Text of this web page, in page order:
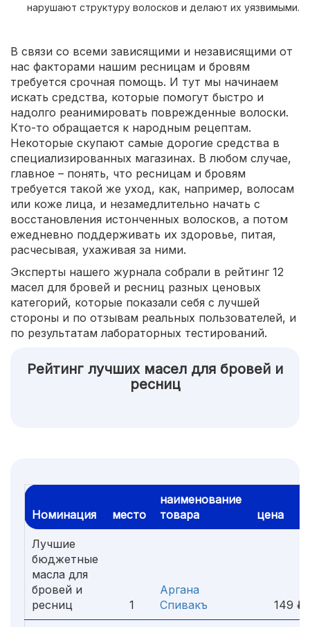
нарушают структуру волосков и делают их уязвимыми.
В связи со всеми зависящими и независящими от
нас факторами нашим ресницам и бровям
требуется срочная помощь. И тут мы начинаем
искать средства, которые помогут быстро и
надолго реанимировать поврежденные волоски.
Кто-то обращается к народным рецептам.
Некоторые скупают самые дорогие средства в
специализированных магазинах. В любом случае,
главное – понять, что ресницам и бровям
требуется такой же уход, как, например, волосам
или коже лица, и незамедлительно начать с
восстановления истонченных волосков, а потом
ежедневно поддерживать их здоровье, питая,
расчесывая, ухаживая за ними.
Эксперты нашего журнала собрали в рейтинг 12
масел для бровей и ресниц разных ценовых
категорий, которые показали себя с лучшей
стороны и по отзывам реальных пользователей, и
по результатам лабораторных тестирований.
Рейтинг лучших масел для бровей и
ресниц
Номинация место
наименование
товара
цена
Лучшие
бюджетные
масла для
бровей и
ресниц
1
Аргана
Спивакъ
149 ₽